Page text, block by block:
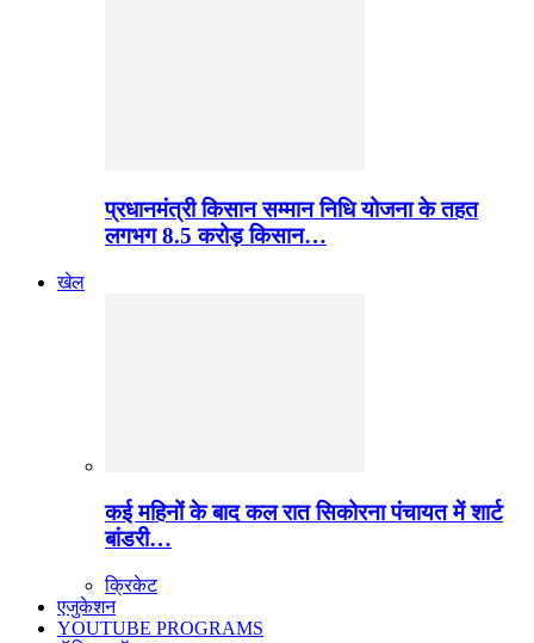
प्रधानमंत्री किसान सम्मान निधि योजना के तहत
लगभग 8.5 करोड़ किसान…
खेल
कई महिनों के बाद कल रात सिकोरना पंचायत में शार्ट
बांडरी…
क्रिकेट
एजुकेशन
YOUTUBE PROGRAMS